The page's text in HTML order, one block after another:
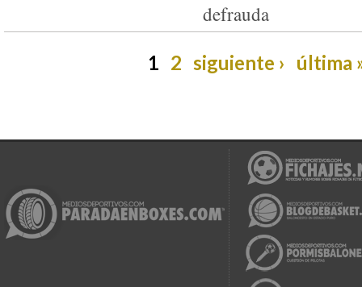
defrauda
1 2 siguiente › última